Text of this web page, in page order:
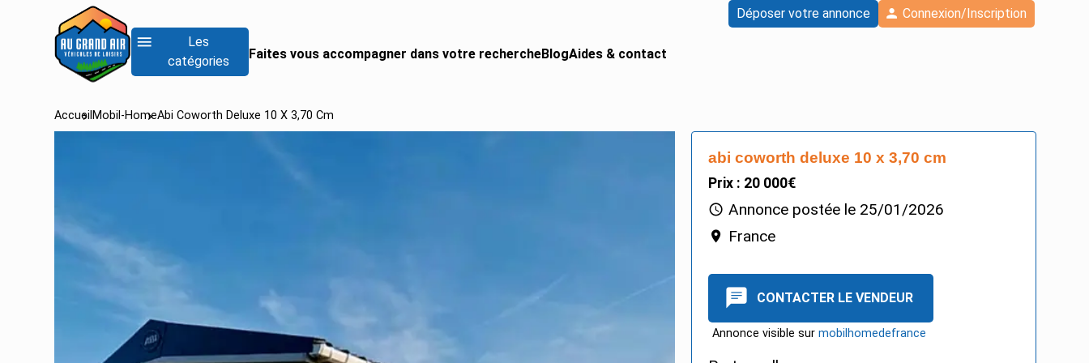
Déposer votre annonce
Connexion/Inscription
Les
catégories
RECHERCHER UN CAMPING-CAR
Faites vous accompagner dans votre rechercheBlogAides & contact
Accueil Mobil-HomeAbi Coworth Deluxe 10 X 3,70 Cm
abi coworth deluxe 10 x 3,70 cm
Prix : 20 000€
Annonce postée le 25/01/2026
France
CONTACTER LE VENDEUR
Annonce visible surmobilhomedefrance